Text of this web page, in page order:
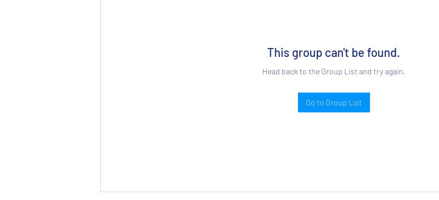
This group can't be found.
Head back to the Group List and try again.
Go to Group List